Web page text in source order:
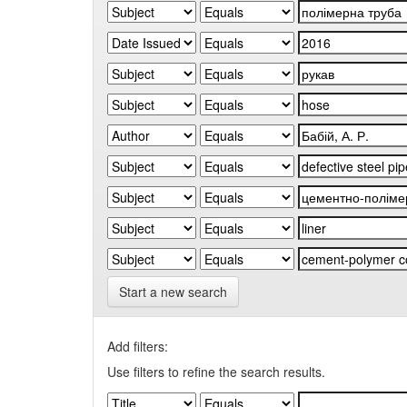
Start a new search
Add filters:
Use filters to refine the search results.